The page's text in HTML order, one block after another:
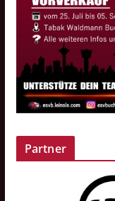
Partner